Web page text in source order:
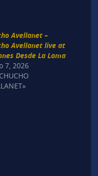
Avellanet –
Avellanet live at
Desde La Loma
7, 2026